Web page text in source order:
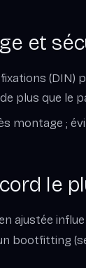
et
(DIN)
plus que le
montage ;
le
ajustée
bootfitting